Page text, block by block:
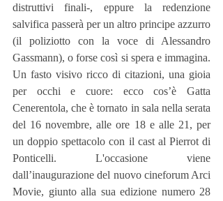
distruttivi finali-, eppure la redenzione
salvifica passerà per un altro principe azzurro
(il poliziotto con la voce di Alessandro
Gassmann), o forse così si spera e immagina.
Un fasto visivo ricco di citazioni, una gioia
per occhi e cuore: ecco cos’è Gatta
Cenerentola, che è tornato in sala nella serata
del 16 novembre, alle ore 18 e alle 21, per
un doppio spettacolo con il cast al Pierrot di
Ponticelli. L'occasione viene
dall’inaugurazione del nuovo cineforum Arci
Movie, giunto alla sua edizione numero 28